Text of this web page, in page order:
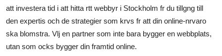
att investera tid i att hitta rtt webbyr i Stockholm fr du tillgng till
den expertis och de strategier som krvs fr att din online-nrvaro
ska blomstra. Vlj en partner som inte bara bygger en webbplats,
utan som ocks bygger din framtid online.